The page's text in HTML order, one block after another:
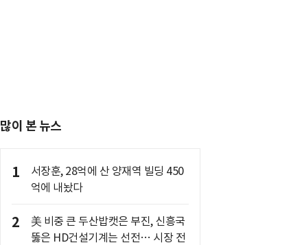
많이 본 뉴스
1
서장훈, 28억에 산 양재역 빌딩 450
억에 내놨다
2
美 비중 큰 두산밥캣은 부진, 신흥국
뚫은 HD건설기계는 선전… 시장 전